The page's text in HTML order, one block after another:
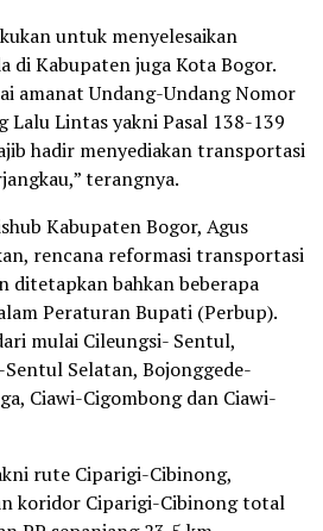
untuk menyelesaikan
di Kabupaten juga Kota Bogor.
amanat Undang-Undang Nomor
Lalu Lintas yakni Pasal 138-139
hadir menyediakan transportasi
terangnya.
Kabupaten Bogor, Agus
rencana reformasi transportasi
ditetapkan bahkan beberapa
Peraturan Bupati (Perbup).
mulai Cileungsi- Sentul,
Selatan, Bojonggede-
Ciawi-Cigombong dan Ciawi-
rute Ciparigi-Cibinong,
koridor Ciparigi-Cibinong total